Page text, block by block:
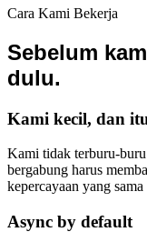
Cara Kami Bekerja
Sebelum
dulu.
Kami kecil, dan
Kami tidak terburu-
bergabung harus
kepercayaan yang sama
Async by default